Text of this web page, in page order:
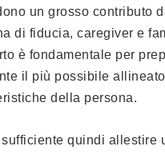
un grosso contributo
di fiducia, caregiver e
è fondamentale per
il più possibile
della persona.
sufficiente quindi allestire